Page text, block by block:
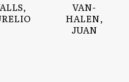
VAN-
HALEN,
JUAN